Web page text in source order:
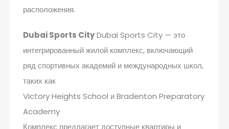
расположения.
Dubai Sports CityDubai Sports City — это
интегрированный жилой комплекс, включающий
ряд спортивных академий и международных школ,
таких как
Victory Heights School и Bradenton Preparatory
Academy
Комплекс предлагает доступные квартиры и